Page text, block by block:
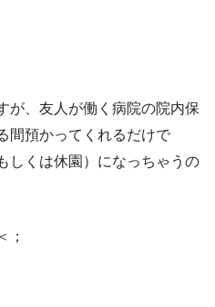
が、友人が働く病院の院内保
間預かってくれるだけで
しくは休園）になっちゃうの
；